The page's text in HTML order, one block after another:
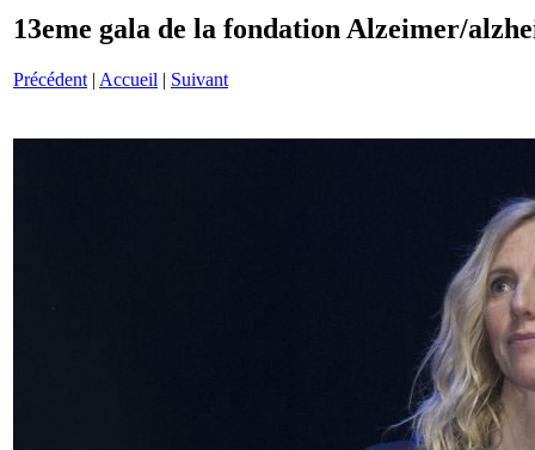
13eme gala de la fondation Alzeimer/
Précédent | Accueil | Suivant